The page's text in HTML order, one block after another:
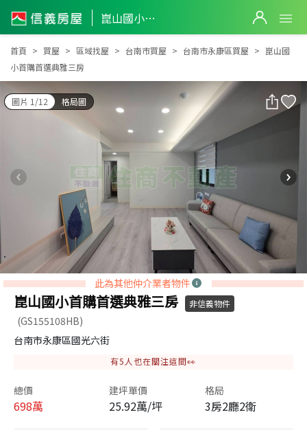
崑山國小首購首選典雅三房
崑山國小首購首選典雅三房
首頁 買屋 區域找屋 台南市買屋 台南市永康區買屋
崑山國
小首購首選典雅三房
圖片 1/12 格局圖
此為其他仲介業者物件
崑山國小首購首選典雅三房 非信義物件
(GS155108HB)
台南市永康區國光六街
有5 人也在關注這間👀
總價
698萬
建坪單價
25.92萬/坪
格局
3房2廳2衛